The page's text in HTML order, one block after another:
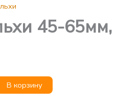
45-65мм,
В корзину